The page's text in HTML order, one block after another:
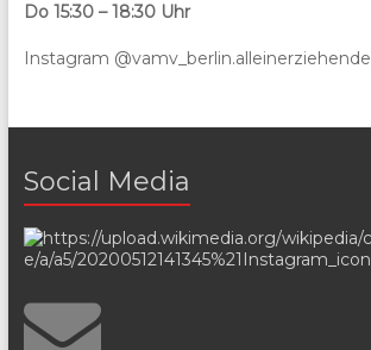
Do 15:30 – 18:30 Uhr
Instagram @vamv_berlin.alleinerziehende
Social Media